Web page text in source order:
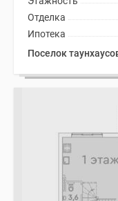
Отделка
Ипотека
Поселок